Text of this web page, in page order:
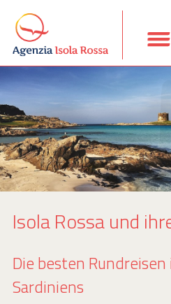
Isola Rossa und
Die besten
Sardiniens